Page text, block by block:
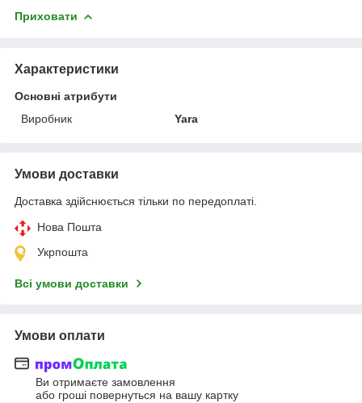
Приховати
Характеристики
Основні атрибути
Виробник
Yara
Умови доставки
Доставка здійснюється тільки по передоплаті.
Нова Пошта
Укрпошта
Всі умови доставки
Умови оплати
Ви отримаєте замовлення
або гроші повернуться на вашу картку